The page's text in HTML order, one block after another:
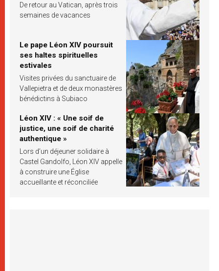
De retour au Vatican, après trois
semaines de vacances
Le pape Léon XIV poursuit
ses haltes spirituelles
estivales
Visites privées du sanctuaire de
Vallepietra et de deux monastères
bénédictins à Subiaco
Léon XIV : « Une soif de
justice, une soif de charité
authentique »
Lors d’un déjeuner solidaire à
Castel Gandolfo, Léon XIV appelle
à construire une Église
accueillante et réconciliée